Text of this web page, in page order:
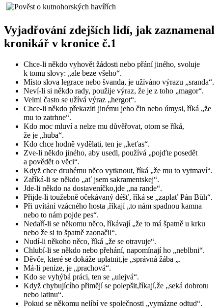
Vyjadřování zdejších lidí, jak zaznamenal
kronikář v kronice č.1
Chce-li někdo vyhovět žádosti nebo přání jiného, svoluje
k tomu slovy: „ale beze všeho“.
Místo slova legrace nebo švanda, je užíváno výrazu „sranda“.
Neví-li si někdo rady, použije výraz, že je z toho „magor“.
Velmi často se užívá výraz „hergot“.
Chce-li někdo překaziti jinému jeho čin nebo úmysl, říká „že
mu to zatrhne“.
Kdo moc mluví a nelze mu důvěřovat, otom se říká,
že je „huba“.
Kdo chce hodně vydělati, ten je „keťas“.
Zve-li někdo jiného, aby usedl, používá „pojďte posedět
a povědět o věci“.
Když chce druhému něco vytknout, říká „že mu to vytmaví“.
Zaříká-li se někdo „ať jsem sakramentskej“.
Jde-li někdo na dostaveníčko,jde „na rande“.
Přijde-li toužebně očekávaný déšť, říká se „zaplať Pán Bůh“.
Při uvítání vzácného hosta ,říkají „to nám spadnou kamna
nebo to nám pojde pes“.
Nedaří-li se někomu něco, říkávají „že to má špatně u krku
nebo že si to špatně zaonačil“.
Nudí-li někoho něco, říká „že se otravuje“.
Chlubí-li se někdo nebo přehání, napomínají ho „neblbni“.
Děvče, které se dokáže uplatnit,je „správná žába „.
Má-li peníze, je „prachová“.
Kdo se vyhýbá práci, ten se „ulejvá“.
Když chybujícího přimějí se polepšit,říkají,že „seká dobrotu
nebo latinu“.
Pokud se někomu nelíbí ve společnosti „vymázne odtud“.